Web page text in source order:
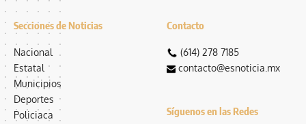
Secciones de Noticias
Nacional
Estatal
Municipios
Deportes
Policiaca
Contacto
(614) 278 7185
contacto@esnoticia.mx
Síguenos en las Redes